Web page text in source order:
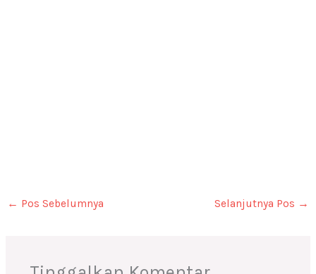
← Pos Sebelumnya Selanjutnya Pos →